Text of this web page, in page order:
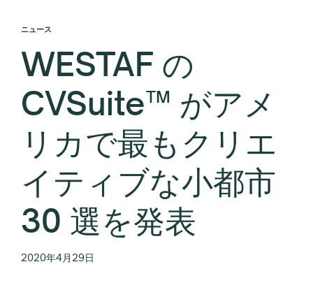
ニュース
WESTAF の
CVSuite™ がアメ
リカで最もクリエ
イティブな小都市
30 選を発表
2020年4月29日